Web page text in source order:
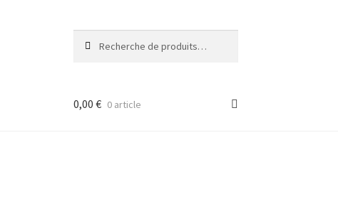
pour :
0,00 € 0 article